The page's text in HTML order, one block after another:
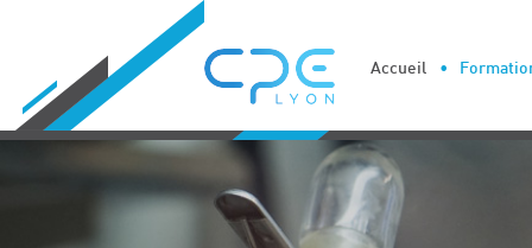
Accueil
Cookies management panel